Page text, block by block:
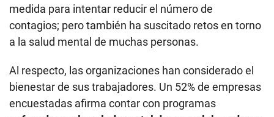
medida para intentar reducir el número de
contagios; pero también ha suscitado retos en torno
a la salud mental de muchas personas.
Al respecto, las organizaciones han considerado el
bienestar de sus trabajadores. Un 52% de empresas
encuestadas afirma contar con programas